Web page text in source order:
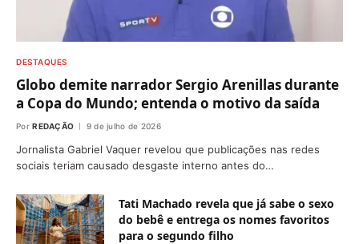
DESTAQUES
Globo demite narrador Sergio Arenillas durante
a Copa do Mundo; entenda o motivo da saída
Por REDAÇÃO 9 de julho de 2026
Jornalista Gabriel Vaquer revelou que publicações nas redes
sociais teriam causado desgaste interno antes do…
Tati Machado revela que já sabe o sexo
do bebê e entrega os nomes favoritos
para o segundo filho